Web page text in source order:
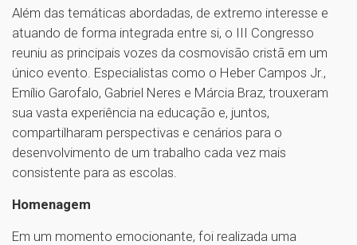
Além das temáticas abordadas, de extremo interesse e
atuando de forma integrada entre si, o III Congresso
reuniu as principais vozes da cosmovisão cristã em um
único evento. Especialistas como o Heber Campos Jr.,
Emílio Garofalo, Gabriel Neres e Márcia Braz, trouxeram
sua vasta experiência na educação e, juntos,
compartilharam perspectivas e cenários para o
desenvolvimento de um trabalho cada vez mais
consistente para as escolas.
Homenagem
Em um momento emocionante, foi realizada uma